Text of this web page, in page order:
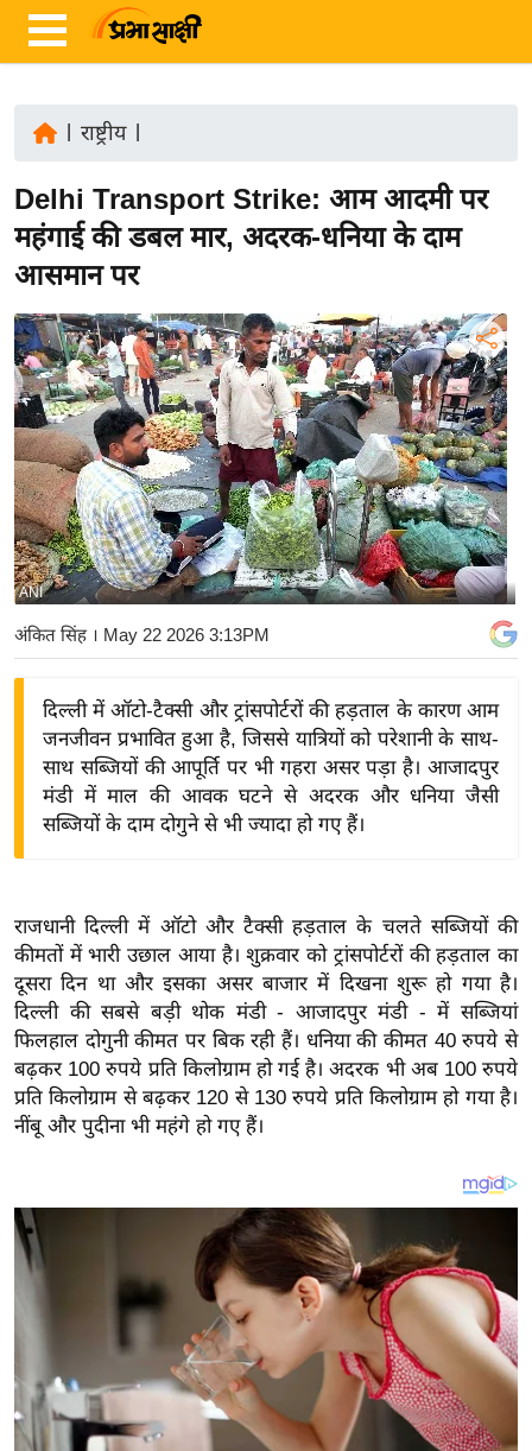
ज़ा
ख
ब
र
रा
ष्ट्री
य
अं
त
र्रा
ष्ट्री
य
बि
ज़
ने
द्यो
वि
शे
ष
ज्ञ
रा
य
ब
ज
खे
ल
क्रि
P
L
राष्ट्रीय|
Delhi Transport Strike: आम आदमी पर
महंगाई की डबल मार, अदरक-धनिया के दाम
आसमान पर
ANI
अंकित सिंह। May 22 2026 3:13PM
दिल्ली में ऑटो-टैक्सी और ट्रांसपोर्टरों की हड़ताल के कारण आम
जनजीवन प्रभावित हुआ है, जिससे यात्रियों को परेशानी के साथ-
साथ सब्जियों की आपूर्ति पर भी गहरा असर पड़ा है। आजादपुर
मंडी में माल की आवक घटने से अदरक और धनिया जैसी
सब्जियों के दाम दोगुने से भी ज्यादा हो गए हैं।
राजधानी दिल्ली में ऑटो और टैक्सी हड़ताल के चलते सब्जियों की
कीमतों में भारी उछाल आया है। शुक्रवार को ट्रांसपोर्टरों की हड़ताल का
दूसरा दिन था और इसका असर बाजार में दिखना शुरू हो गया है।
दिल्ली की सबसे बड़ी थोक मंडी - आजादपुर मंडी - में सब्जियां
फिलहाल दोगुनी कीमत पर बिक रही हैं। धनिया की कीमत 40 रुपये से
बढ़कर 100 रुपये प्रति किलोग्राम हो गई है। अदरक भी अब 100 रुपये
प्रति किलोग्राम से बढ़कर 120 से 130 रुपये प्रति किलोग्राम हो गया है।
नींबू और पुदीना भी महंगे हो गए हैं।